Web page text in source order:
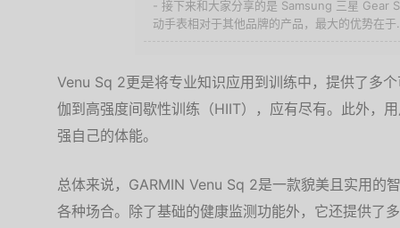
- 接下来和大家分享的是 Samsung 三星 Gear
动手表相对于其他品牌的产品，最大的优势在于
Venu Sq 2更是将专业知识应用到训练中，提供了多
伽到高强度间歇性训练（HIIT），应有尽有。此外，
强自己的体能。
总体来说，GARMIN Venu Sq 2是一款貌美且实用的
各种场合。除了基础的健康监测功能外，它还提供了